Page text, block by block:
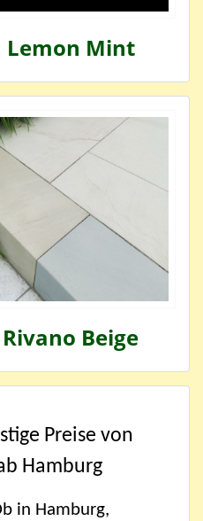
Lemon Mint
Beige
Preise von
Hamburg
in Hamburg,